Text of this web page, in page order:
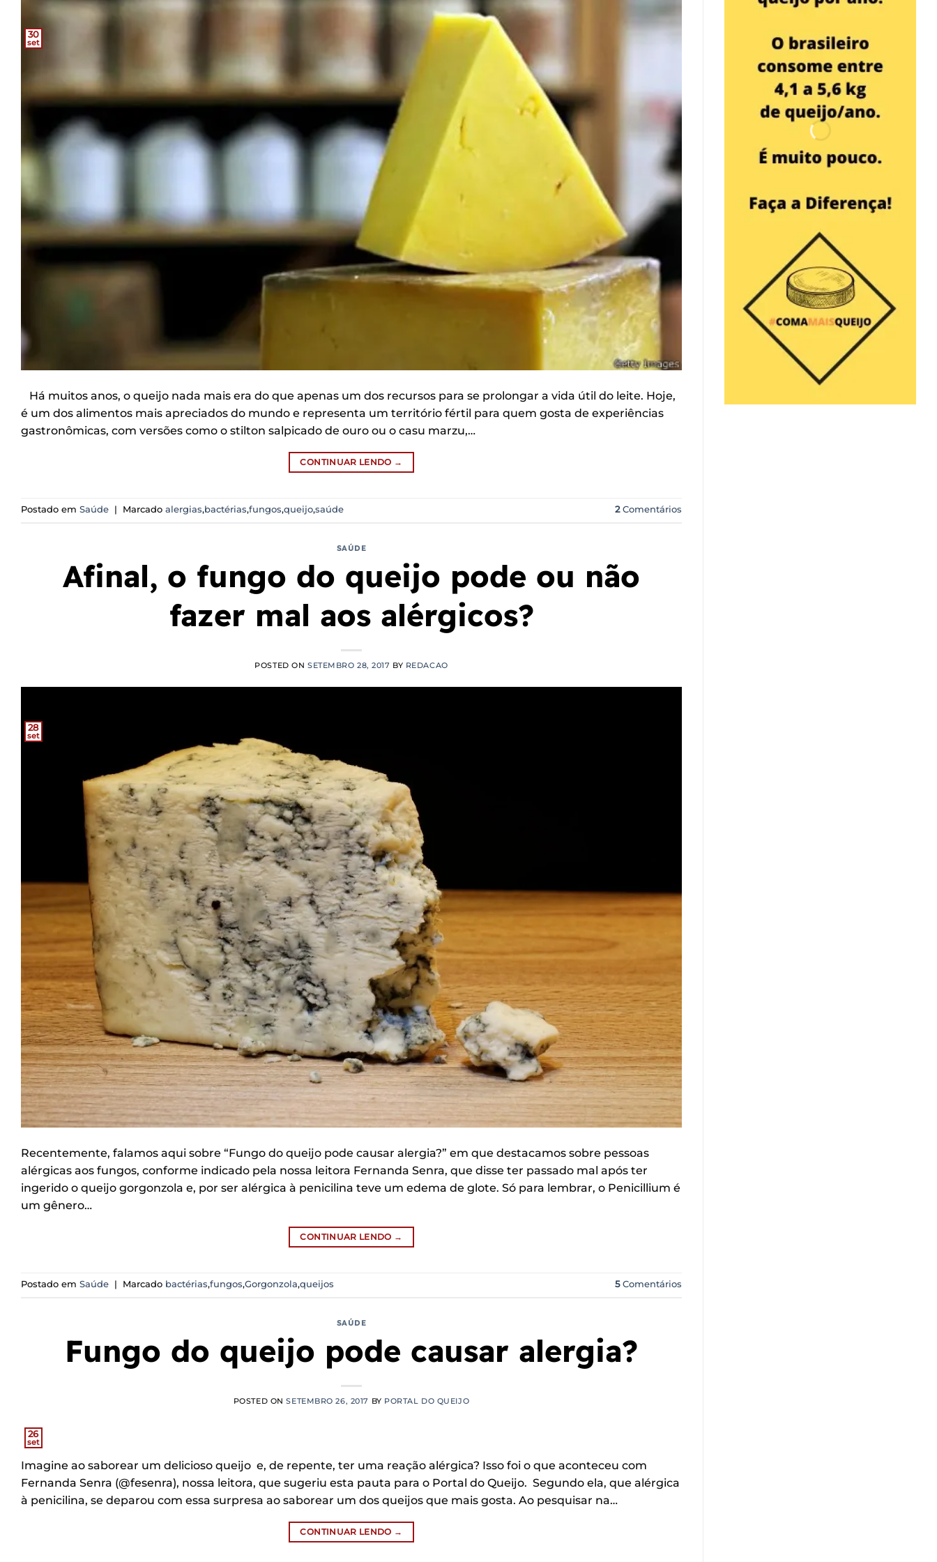
30
set
Há muitos anos, o queijo nada mais era do que apenas um dos recursos para se prolongar a vida útil do leite. Hoje,
é um dos alimentos mais apreciados do mundo e representa um território fértil para quem gosta de experiências
gastronômicas, com versões como o stilton salpicado de ouro ou o casu marzu,…
CONTINUAR LENDO →
Postado em Saúde | Marcado alergias,bactérias,fungos,queijo,saúde 2Comentários
SAÚDE
Afinal, o fungo do queijo pode ou não
fazer mal aos alérgicos?
POSTED ON SETEMBRO 28, 2017 BY REDACAO
28
set
Recentemente, falamos aqui sobre “Fungo do queijo pode causar alergia?” em que destacamos sobre pessoas
alérgicas aos fungos, conforme indicado pela nossa leitora Fernanda Senra, que disse ter passado mal após ter
ingerido o queijo gorgonzola e, por ser alérgica à penicilina teve um edema de glote. Só para lembrar, o Penicillium é
um gênero…
CONTINUAR LENDO →
Postado em Saúde | Marcado bactérias,fungos,Gorgonzola,queijos 5Comentários
SAÚDE
Fungo do queijo pode causar alergia?
POSTED ONSETEMBRO 26, 2017 BY PORTAL DO QUEIJO
26
set
Imagine ao saborear um delicioso queijo e, de repente, ter uma reação alérgica? Isso foi o que aconteceu com
Fernanda Senra (@fesenra), nossa leitora, que sugeriu esta pauta para o Portal do Queijo. Segundo ela, que alérgica
à penicilina, se deparou com essa surpresa ao saborear um dos queijos que mais gosta. Ao pesquisar na…
CONTINUAR LENDO →